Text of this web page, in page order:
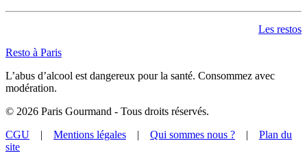
Les restos
Resto à Paris
L’abus d’alcool est dangereux pour la santé. Consommez avec
modération.
© 2026 Paris Gourmand - Tous droits réservés.
CGU | Mentions légales | Qui sommes nous ? | Plan du
site